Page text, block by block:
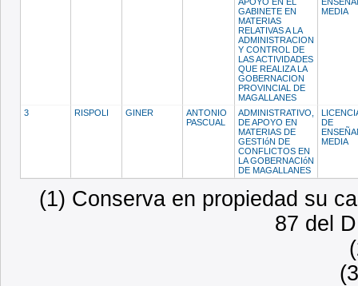
GABINETE EN
MATERIAS
RELATIVAS A LA
ADMINISTRACION
Y CONTROL DE
LAS ACTIVIDADES
QUE REALIZA LA
GOBERNACION
PROVINCIAL DE
MAGALLANES
MEDIA
3 RISPOLI GINER
ANTONIO
PASCUAL
ADMINISTRATIVO,
DE APOYO EN
MATERIAS DE
GESTIóN DE
CONFLICTOS EN
LA GOBERNACIóN
DE MAGALLANES
DE
MEDIA
(1) Conserva en propiedad su
87 del